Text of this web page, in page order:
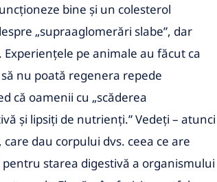
bine și un colesterol
„supraaglomerări slabe”, dar
pe animale au făcut ca
nu poată regenera repede
că oamenii cu „scăderea
și lipsiți de nutrienți.” Vedeți – atunci
dau corpului dvs. ceea ce are
starea digestivă a organismului